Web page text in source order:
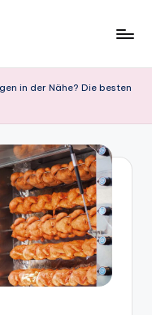
in der Nähe? Die besten